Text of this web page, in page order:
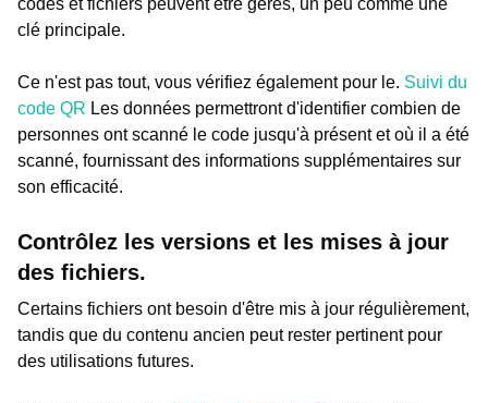
codes et fichiers peuvent être gérés, un peu comme une
clé principale.
Ce n'est pas tout, vous vérifiez également pour le. Suivi du
code QR Les données permettront d'identifier combien de
personnes ont scanné le code jusqu'à présent et où il a été
scanné, fournissant des informations supplémentaires sur
son efficacité.
Contrôlez les versions et les mises à jour
des fichiers.
Certains fichiers ont besoin d'être mis à jour régulièrement,
tandis que du contenu ancien peut rester pertinent pour
des utilisations futures.